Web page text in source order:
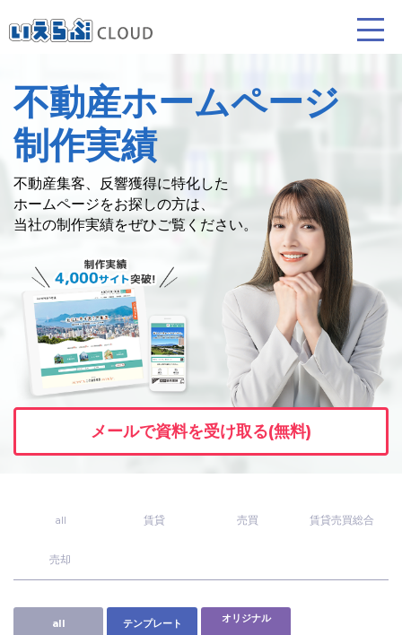
賃貸仲介
業務向け機能
売買仲介 賃貸管理
ホームページ制作について プラン紹介･制作の流れ
ユーザーインタビュー ホームページ制作実績
不動産ホームページ
制作実績
不動産集客、反響獲得に特化した
ホームページをお探しの方は、
当社の制作実績をぜひご覧ください。
メールで資料を受け取る(無料)
all 賃貸 売買 賃貸売買総合
売却
all テンプレート オリジナル